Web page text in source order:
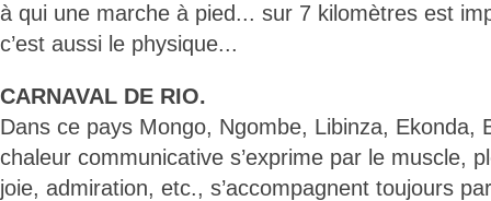
à qui une marche à pied... sur 7 kilomètres est
c’est aussi le physique...
CARNAVAL DE RIO.
Dans ce pays Mongo, Ngombe, Libinza, Ekonda,
chaleur communicative s’exprime par le muscle,
joie, admiration, etc., s’accompagnent toujours